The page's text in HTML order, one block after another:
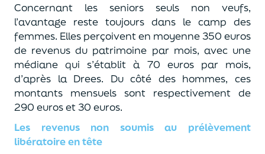
Concernant les seniors seuls non veufs,
l’avantage reste toujours dans le camp des
femmes. Elles perçoivent en moyenne 350 euros
de revenus du patrimoine par mois, avec une
médiane qui s’établit à 70 euros par mois,
d’après la Drees. Du côté des hommes, ces
montants mensuels sont respectivement de
290 euros et 30 euros.
Les revenus non soumis au prélèvement
libératoire en tête